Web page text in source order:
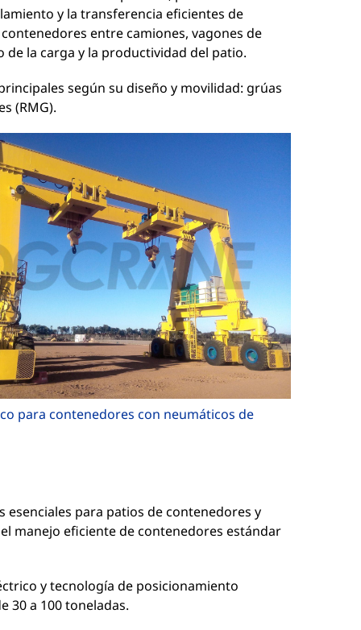
y la transferencia eficientes de
entre camiones, vagones de
la carga y la productividad del patio.
según su diseño y movilidad: grúas
(RMG).
para contenedores con neumáticos de
esenciales para patios de contenedores y
manejo eficiente de contenedores estándar
y tecnología de posicionamiento
30 a 100 toneladas.